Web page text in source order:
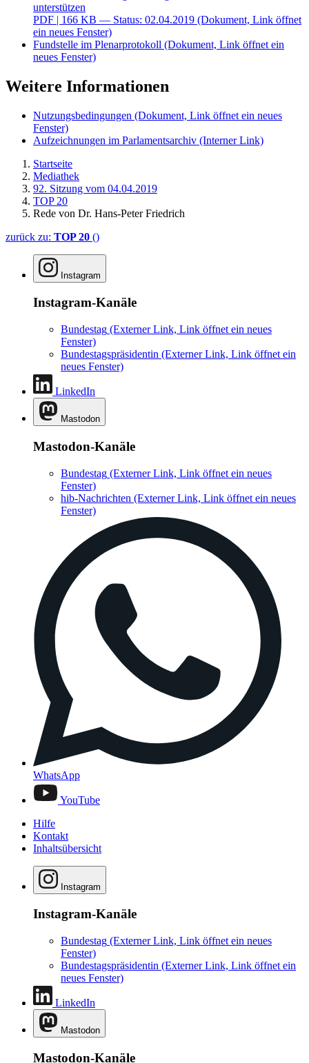
unterstützen
PDF | 166 KB — Status: 02.04.2019 (Dokument, Link öffnet
ein neues Fenster)
Fundstelle im Plenarprotokoll (Dokument, Link öffnet ein
neues Fenster)
Weitere Informationen
Nutzungsbedingungen (Dokument, Link öffnet ein neues
Fenster)
Aufzeichnungen im Parlamentsarchiv (Interner Link)
Startseite
Mediathek
92. Sitzung vom 04.04.2019
TOP 20
Rede von Dr. Hans-Peter Friedrich
zurück zu: TOP 20 ()
Instagram
Instagram-Kanäle
Bundestag (Externer Link, Link öffnet ein neues
Fenster)
Bundestagspräsidentin (Externer Link, Link öffnet ein
neues Fenster)
LinkedIn
Mastodon
Mastodon-Kanäle
Bundestag (Externer Link, Link öffnet ein neues
Fenster)
hib-Nachrichten (Externer Link, Link öffnet ein neues
Fenster)
WhatsApp
YouTube
Hilfe
Kontakt
Inhaltsübersicht
Instagram
Instagram-Kanäle
Bundestag (Externer Link, Link öffnet ein neues
Fenster)
Bundestagspräsidentin (Externer Link, Link öffnet ein
neues Fenster)
LinkedIn
Mastodon
Mastodon-Kanäle